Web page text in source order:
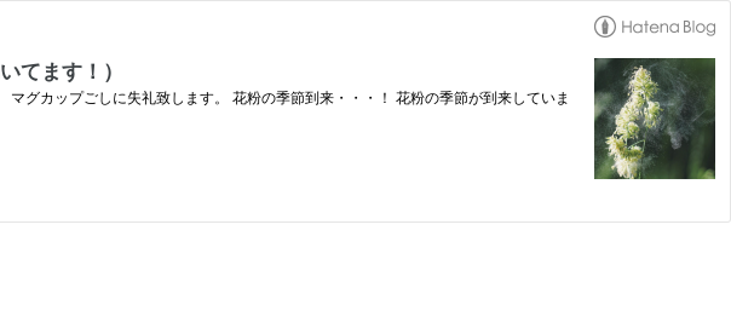
てます！）
グカップごしに失礼致します。 花粉の季節到来・・・！ 花粉の季節が到来していま